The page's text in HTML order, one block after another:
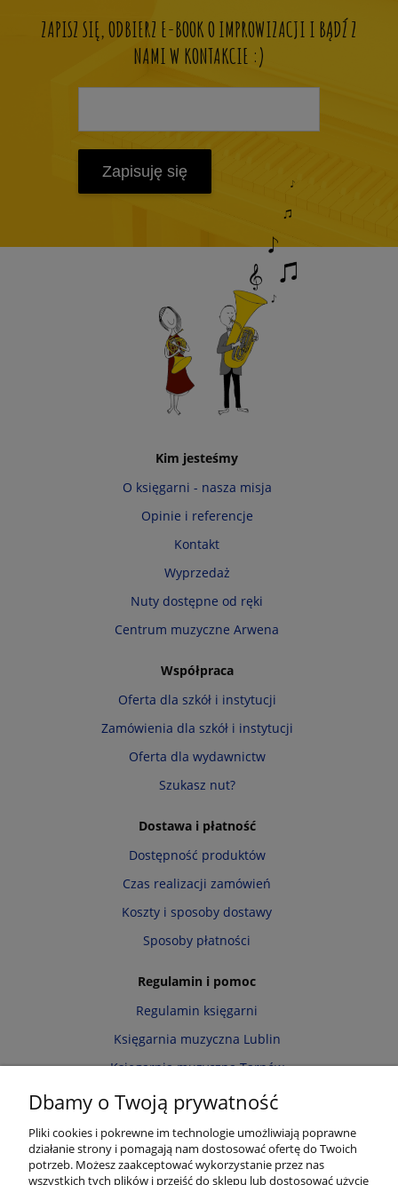
ZAPISZ SIĘ, ODBIERZ E-BOOK O IMPROWIZACJI I BĄDŹ Z
NAMI W KONTAKCIE :)
Zapisuję się
Kim jesteśmy
O księgarni - nasza misja
Opinie i referencje
Kontakt
Wyprzedaż
Nuty dostępne od ręki
Centrum muzyczne Arwena
Współpraca
Oferta dla szkół i instytucji
Zamówienia dla szkół i instytucji
Oferta dla wydawnictw
Szukasz nut?
Dostawa i płatność
Dostępność produktów
Czas realizacji zamówień
Koszty i sposoby dostawy
Sposoby płatności
Regulamin i pomoc
Regulamin księgarni
Księgarnia muzyczna Lublin
Księgarnia muzyczna Tarnów
Informacja o cookies
Polityka prywatności
Zwroty i reklamacje
Dbamy o Twoją prywatność
Pliki cookies i pokrewne im technologie umożliwiają poprawne
działanie strony i pomagają nam dostosować ofertę do Twoich
potrzeb. Możesz zaakceptować wykorzystanie przez nas
wszystkich tych plików i przejść do sklepu lub dostosować użycie